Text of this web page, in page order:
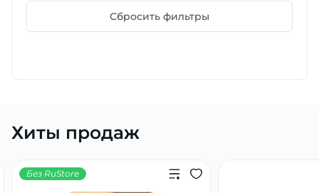
Сбросить фильтры
Хиты продаж
Без RuStore
Оплачивайте сегодня только
25% картой любого банка
Оставшиеся75% будут
по25 % каждые 2 недели